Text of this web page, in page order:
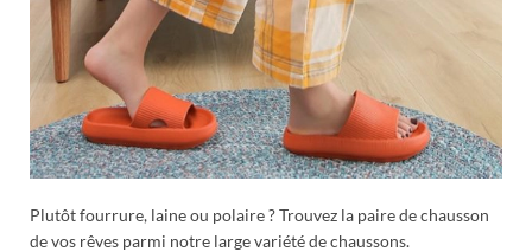
Plutôt fourrure, laine ou polaire ? Trouvez la paire de chausson
de vos rêves parmi notre large variété de chaussons.